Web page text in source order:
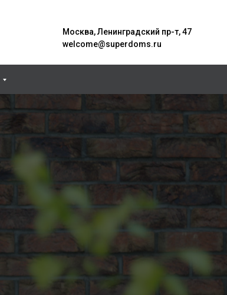
Москва, Ленинградский пр-т, 47
welcome@superdoms.ru